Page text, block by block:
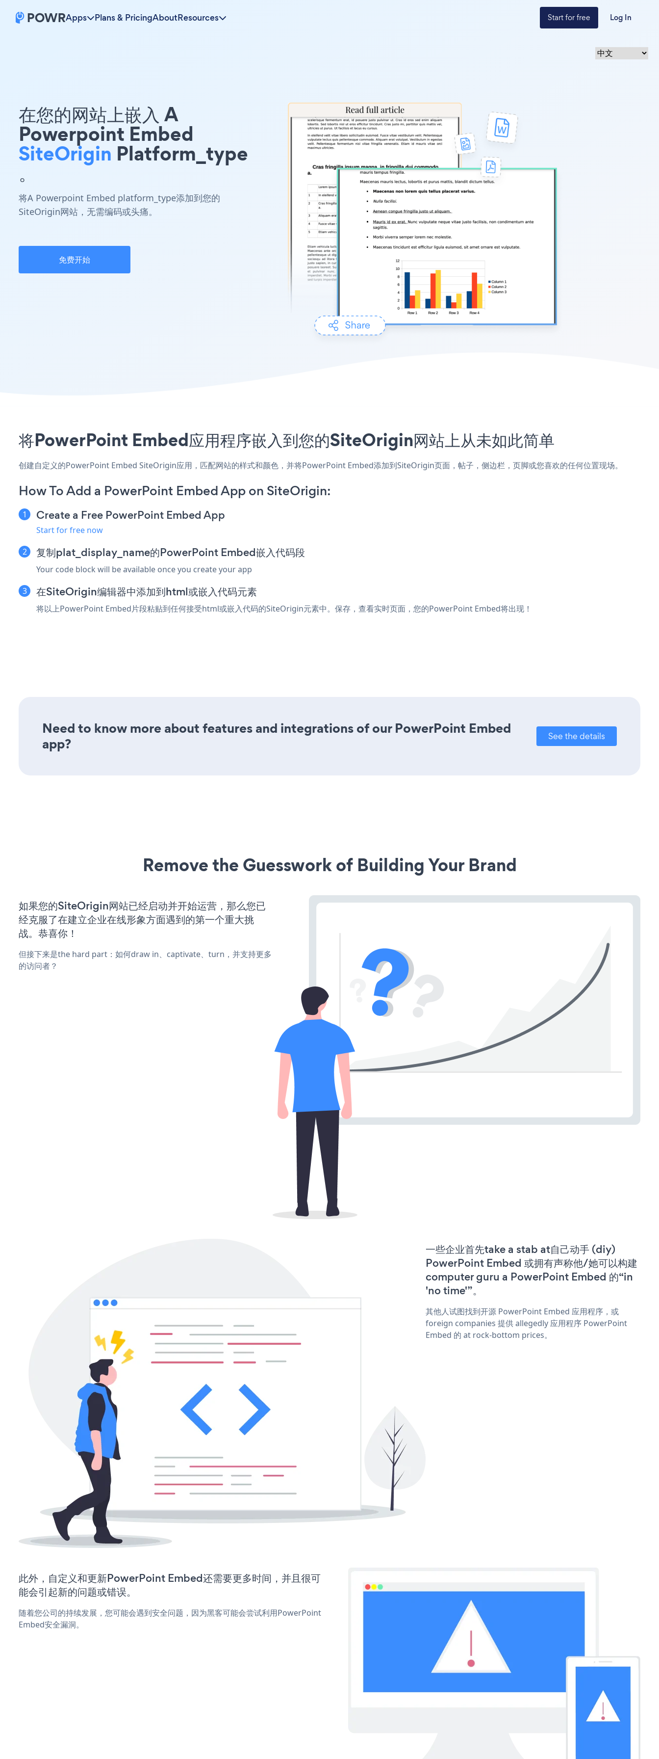
Apps Plans & PricingAboutResources Start for free Log In
在您的网站上嵌入 A
Powerpoint Embed
SiteOrigin Platform_type
。
将A Powerpoint Embed platform_type添加到您的
SiteOrigin网站，无需编码或头痛。
免费开始
将PowerPoint Embed应用程序嵌入到您的SiteOrigin网站上从未如此简单
创建自定义的PowerPoint Embed SiteOrigin应用，匹配网站的样式和颜色，并将PowerPoint Embed添加到SiteOrigin页面，帖子，侧边栏，页脚或您喜欢的任何位置现场。
How To Add a PowerPoint Embed App on SiteOrigin:
Create a Free PowerPoint Embed App
Start for free now
复制plat_display_name的PowerPoint Embed嵌入代码段
Your code block will be available once you create your app
在SiteOrigin编辑器中添加到html或嵌入代码元素
将以上PowerPoint Embed片段粘贴到任何接受html或嵌入代码的SiteOrigin元素中。保存，查看实时页面，您的PowerPoint Embed将出现！
Need to know more about features and integrations of our PowerPoint Embed
app?
See the details
Remove the Guesswork of Building Your Brand
如果您的SiteOrigin网站已经启动并开始运营，那么您已
经克服了在建立企业在线形象方面遇到的第一个重大挑
战。恭喜你！
但接下来是the hard part：如何draw in、captivate、turn，并支持更多
的访问者？
一些企业首先take a stab at自己动手 (diy)
PowerPoint Embed 或拥有声称他/她可以构建
computer guru a PowerPoint Embed 的“in
'no time'”。
其他人试图找到开源 PowerPoint Embed 应用程序，或
foreign companies 提供 allegedly 应用程序 PowerPoint
Embed 的 at rock-bottom prices。
此外，自定义和更新PowerPoint Embed还需要更多时间，并且很可
能会引起新的问题或错误。
随着您公司的持续发展，您可能会遇到安全问题，因为黑客可能会尝试利用PowerPoint
Embed安全漏洞。